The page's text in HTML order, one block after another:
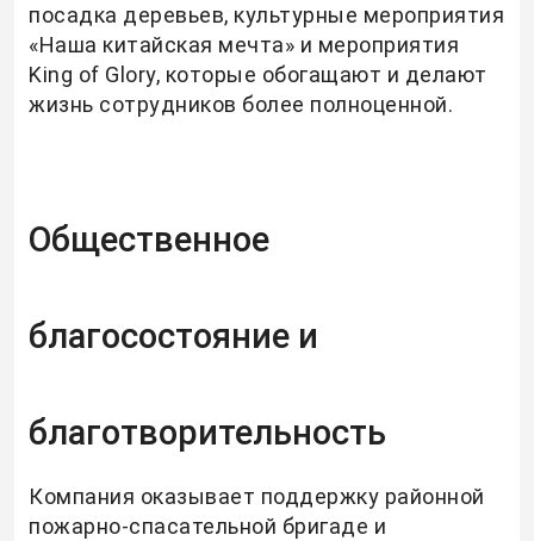
посадка деревьев, культурные мероприятия
«Наша китайская мечта» и мероприятия
King of Glory, которые обогащают и делают
жизнь сотрудников более полноценной.
Общественное
благосостояние и
благотворительность
Компания оказывает поддержку районной
пожарно-спасательной бригаде и